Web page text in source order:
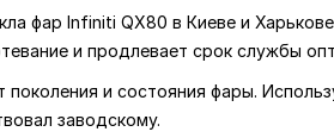
фар Infiniti QX80 в Киеве и
и продлевает срок службы
и состояния фары.
заводскому.